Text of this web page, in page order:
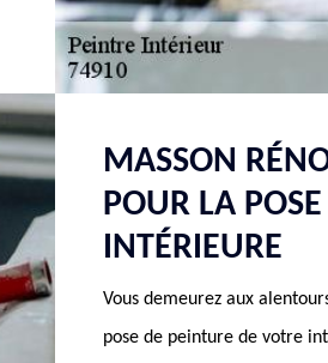
MASSON
POUR LA
INTÉRIEURE
Vous demeurez aux
pose de peinture de votre